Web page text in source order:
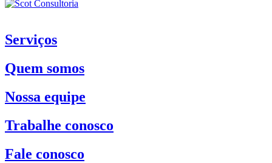
Serviços
Quem somos
Nossa equipe
Trabalhe conosco
Fale conosco